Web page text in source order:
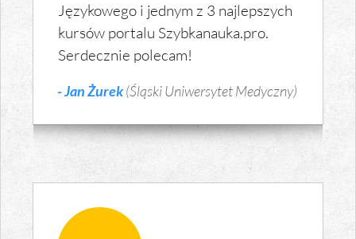
Językowego i jednym z 3 najlepszych
kursów portalu Szybkanauka.pro.
Serdecznie polecam!
- Jan Żurek(Śląski Uniwersytet Medyczny)